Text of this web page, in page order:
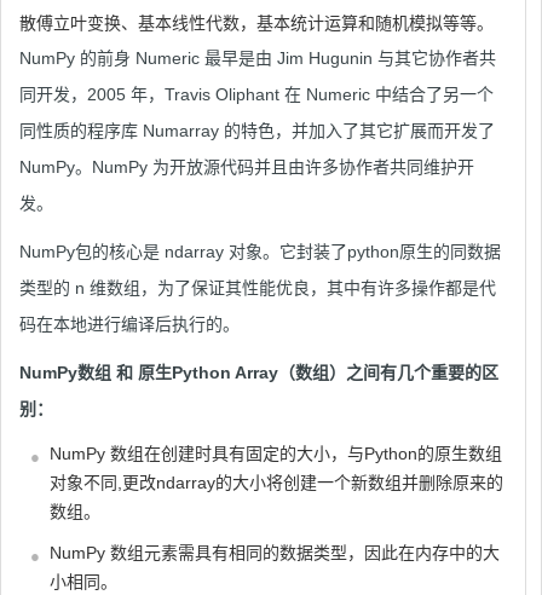
散傅立叶变换、基本线性代数，基本统计运算和随机模拟等等。
NumPy 的前身 Numeric 最早是由 Jim Hugunin 与其它协作者共
同开发，2005 年，Travis Oliphant 在 Numeric 中结合了另一个
同性质的程序库 Numarray 的特色，并加入了其它扩展而开发了
NumPy。NumPy 为开放源代码并且由许多协作者共同维护开
发。
NumPy包的核心是 ndarray 对象。它封装了python原生的同数据
类型的 n 维数组，为了保证其性能优良，其中有许多操作都是代
码在本地进行编译后执行的。
NumPy数组 和 原生Python Array（数组）之间有几个重要的区
别：
NumPy 数组在创建时具有固定的大小，与Python的原生数组
对象不同,更改ndarray的大小将创建一个新数组并删除原来的
数组。
NumPy 数组元素需具有相同的数据类型，因此在内存中的大
小相同。